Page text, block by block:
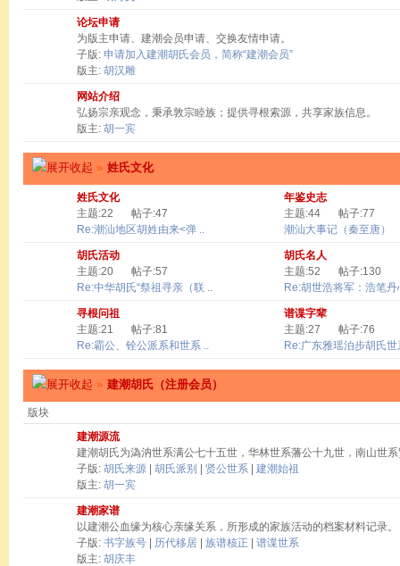
论坛申请
为版主申请、建潮会员申请、交换友情申请。
子版: 申请加入建潮胡氏会员，简称“建潮会员”
版主: 胡汉雕
网站介绍
弘扬宗亲观念，秉承敦宗睦族；提供寻根索源，共享家族信息。
版主: 胡一宾
» 姓氏文化
姓氏文化
主题:22
帖子:47
Re:潮汕地区胡姓由来<弹 ..
年鉴史志
主题:44
帖子:77
潮汕大事记（秦至唐）
胡氏活动
主题:20
帖子:57
Re:中华胡氏“祭祖寻亲（联 ..
胡氏名人
主题:52
帖子:130
Re:胡世浩将军：浩笔丹
寻根问祖
主题:21
帖子:81
Re:霸公、铨公派系和世系 ..
谱谍字辈
主题:27
帖子:76
Re:广东雅瑶泊步胡氏世
» 建潮胡氏（注册会员）
版块
建潮源流
建潮胡氏为溈汭世系满公七十五世，华林世系藩公十九世，南山世
子版: 胡氏来源 胡氏派别 贤公世系
建潮始祖
版主: 胡一宾
建潮家谱
以建潮公血缘为核心亲缘关系，所形成的家族活动的档案材料记录。
子版: 书字族号 历代移居 族谱核正
谱谍世系
版主: 胡庆丰